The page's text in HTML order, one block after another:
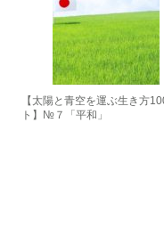
【太陽と青空を運ぶ生き方
ト】№７「平和」